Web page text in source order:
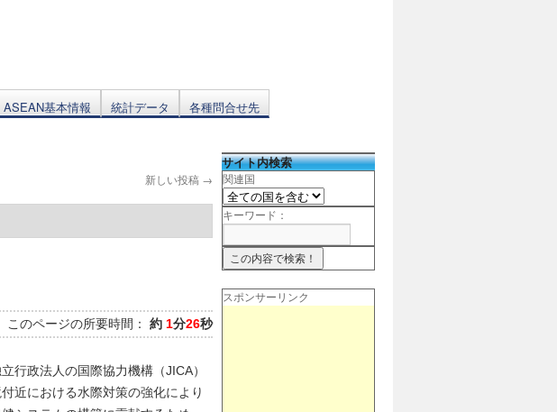
ASEAN基本情報 統計データ 各種問合せ先
新しい投稿 →
このページの所要時間： 約 1分26秒
行政法人の国際協力機構（JICA）
近における水際対策の強化により
サイト内検索
関連国
キーワード：
スポンサーリンク